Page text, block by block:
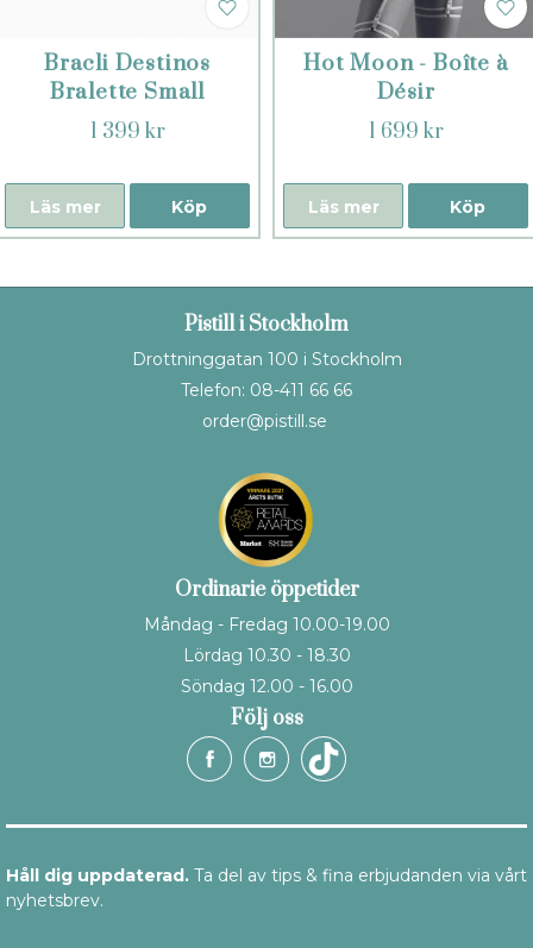
Bracli Destinos
Bralette Small
1 399 kr
Köp
Läs mer
Hot Moon - Boîte à
Désir
1 699 kr
Köp
Läs mer
Pistill i Stockholm
Drottninggatan 100 i Stockholm
Telefon: 08-411 66 66
order@pistill.se
Ordinarie öppetider
Måndag - Fredag 10.00-19.00
Lördag 10.30 - 18.30
Söndag 12.00 - 16.00
Följ oss
Håll dig uppdaterad. Ta del av tips & fina erbjudanden via vårt
nyhetsbrev.